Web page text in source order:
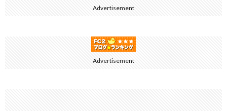
Advertisement
Advertisement